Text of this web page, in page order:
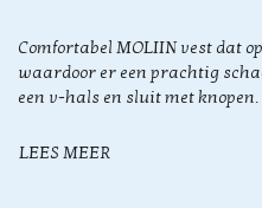
Comfortabel MOLIIN vest dat
waardoor er een prachtig
een v-hals en sluit met knopen.
LEES MEER